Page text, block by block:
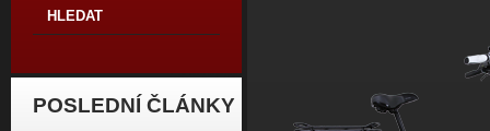
HLEDAT
POSLEDNÍ ČLÁNKY